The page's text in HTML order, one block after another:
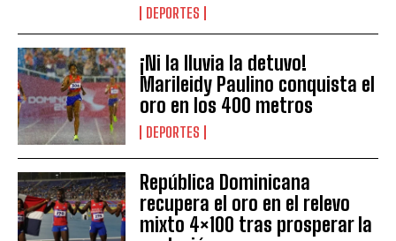
DEPORTES
¡Ni la lluvia la detuvo!
Marileidy Paulino conquista el
oro en los 400 metros
DEPORTES
República Dominicana
recupera el oro en el relevo
mixto 4×100 tras prosperar la